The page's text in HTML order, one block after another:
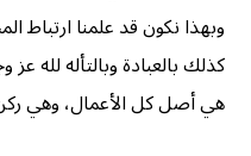
وبهذا نكون قد علمنا ارتباط
كذلك بالعبادة وبالتأله لله
هي أصل كل الأعمال، وهي